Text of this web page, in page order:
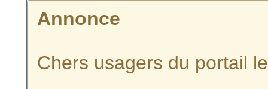
Annonce
Chers usagers du portail